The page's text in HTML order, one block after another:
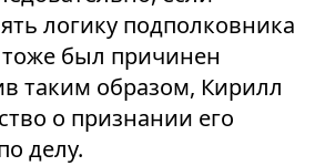
логику подполковника
был причинен
таким образом, Кирилл
о признании его
делу.